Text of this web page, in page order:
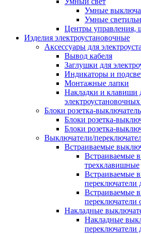
Умные
Умные
Центры управления,
Изделия электроустановочные
Аксессуары для
Вывод кабеля
Заглушки для
Индикаторы и
Монтажные лапки
Накладки и клавиши
Блоки розетка-выключатель
Блоки розетка-
Блоки розетка-
Выключатели/
Встраиваемые
Встраиваемые
трехклавишные
Встраиваемые
Встраиваемые
Накладные
Накладные